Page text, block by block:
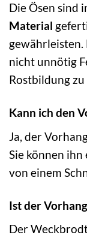
Die Ösen sind
Material
gewährleisten.
nicht unnötig
Rostbildung
Kann ich den
Ja, der
Sie können
von einem
Ist der
Der